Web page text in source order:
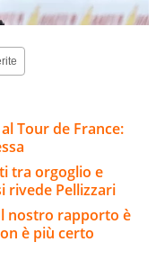
Tour de France:
tra orgoglio e
rivede Pellizzari
nostro rapporto è
è più certo